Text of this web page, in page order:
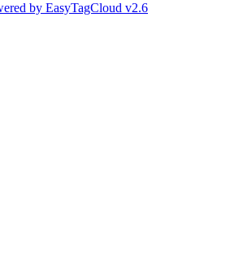
by EasyTagCloud v2.6